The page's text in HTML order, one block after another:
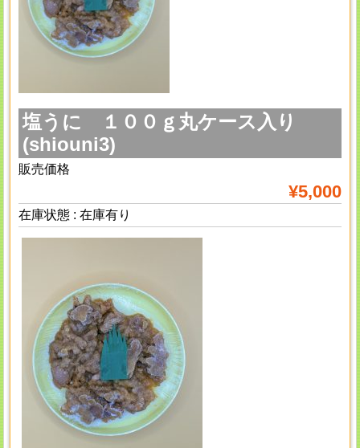
塩うに １００ｇ丸ケース入り
(shiouni3)
販売価格
¥5,000
在庫状態 : 在庫有り